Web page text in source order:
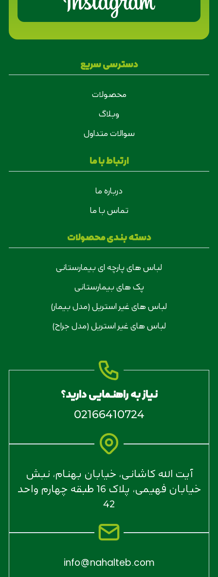
دسترسی سریع
محصولات
وبلاگ
سوالات متداول
ارتباط با ما
درباره ما
تماس با ما
دسته بندی محصولات
لباس های پارچه ای بیمارستانی
پک های بیمارستانی
لباس های غیر استریل (مدل بیمار)
لباس های غیر استریل (مدل جراح)
نیاز به راهنمایی دارید؟
02166410724
آیت الله کاشانی، خیابان بهنام، نبش
خیابان فهیمی، پلاک 16 طبقه چهارم واحد
42
info@nahalteb.com